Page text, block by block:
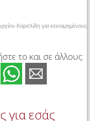
Καρσλίδη για κεκοιμημένους
το και σε άλλους:
για εσάς